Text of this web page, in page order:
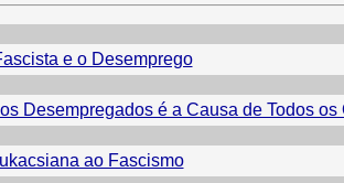
e o Desemprego
Desempregados é a Causa de Todos os
ao Fascismo